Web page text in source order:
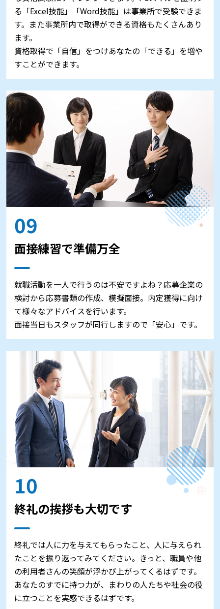
る「Excel技能」「Word技能」は事業所で受験できま
す。また事業所内で取得ができる資格もたくさんあり
ます。
資格取得で「自信」をつけあなたの「できる」を増や
すことができます。
09
面接練習で準備万全
就職活動を一人で行うのは不安ですよね？応募企業の
検討から応募書類の作成、模擬面接。内定獲得に向け
て様々なアドバイスを行います。
面接当日もスタッフが同行しますので「安心」です。
10
終礼の挨拶も大切です
終礼では人に力を与えてもらったこと、人に与えられ
たことを振り返ってみてください。きっと、職員や他
の利用者さんの笑顔が浮かび上がってくるはずです。
あなたのすでに持つ力が、まわりの人たちや社会の役
に立つことを実感できるはずです。